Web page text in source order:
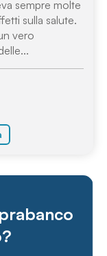
sempre molte
sulla salute.
vero